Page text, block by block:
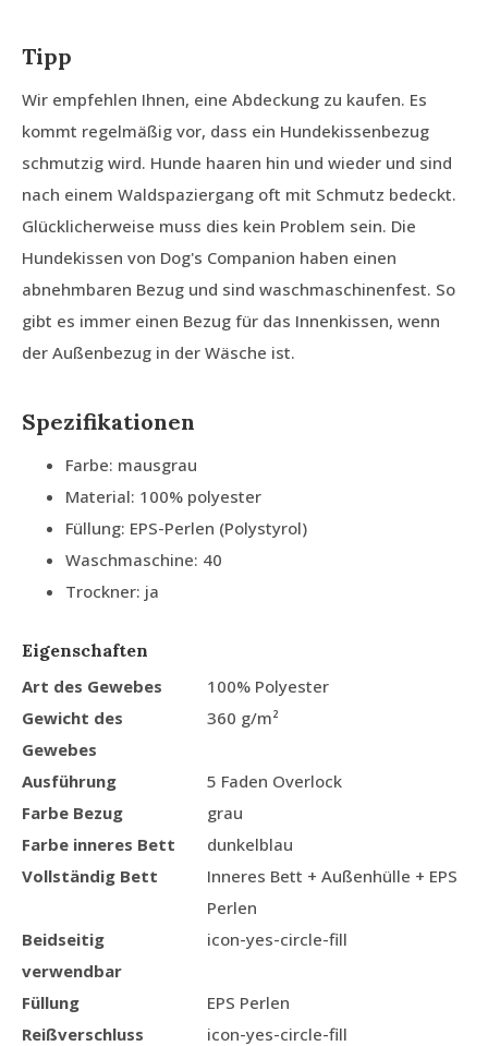
Tipp
Wir empfehlen Ihnen, eine Abdeckung zu kaufen. Es
kommt regelmäßig vor, dass ein Hundekissenbezug
schmutzig wird. Hunde haaren hin und wieder und sind
nach einem Waldspaziergang oft mit Schmutz bedeckt.
Glücklicherweise muss dies kein Problem sein. Die
Hundekissen von Dog's Companion haben einen
abnehmbaren Bezug und sind waschmaschinenfest. So
gibt es immer einen Bezug für das Innenkissen, wenn
der Außenbezug in der Wäsche ist.
Spezifikationen
Farbe: mausgrau
Material: 100% polyester
Füllung: EPS-Perlen (Polystyrol)
Waschmaschine: 40
Trockner: ja
Eigenschaften
Art des Gewebes
100% Polyester
Gewicht des
Gewebes
360 g/m²
Ausführung
5 Faden Overlock
Farbe Bezug
grau
Farbe inneres Bett
dunkelblau
Vollständig Bett
Inneres Bett + Außenhülle + EPS
Perlen
Beidseitig
verwendbar
icon-yes-circle-fill
Füllung
EPS Perlen
Reißverschluss
icon-yes-circle-fill